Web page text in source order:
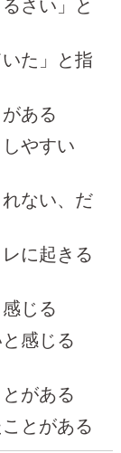
さい」と
た」と指
ある
やすい
ない、だ
に起きる
じる
感じる
がある
とがある